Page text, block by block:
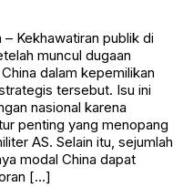
Kekhawatiran publik di
muncul dugaan
dalam kepemilikan
tersebut. Isu ini
nasional karena
penting yang menopang
AS. Selain itu, sejumlah
modal China dapat
[…]